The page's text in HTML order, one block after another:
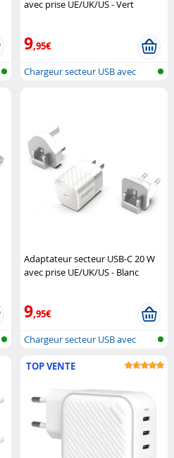
avec prise UE/UK/US - Vert
9,95€
Chargeur secteur USB avec
Adaptateur secteur USB-C 20 W
avec prise UE/UK/US - Blanc
9,95€
Chargeur secteur USB avec
TOP VENTE